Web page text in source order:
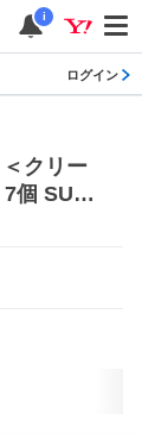
i
ログイン
クリー
個 SUN